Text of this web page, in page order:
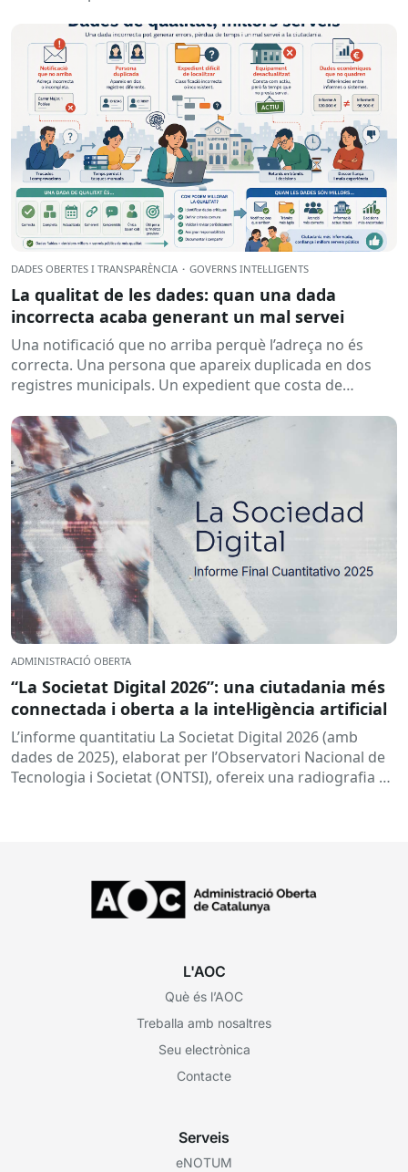
DADES OBERTES I TRANSPARÈNCIA · GOVERNS INTEL·LIGENTS
La qualitat de les dades: quan una dada
incorrecta acaba generant un mal servei
Una notificació que no arriba perquè l’adreça no és
correcta. Una persona que apareix duplicada en dos
registres municipals. Un expedient que costa de
ADMINISTRACIÓ OBERTA
“La Societat Digital 2026”: una ciutadania més
connectada i oberta a la intel·ligència artificial
L’informe quantitatiu La Societat Digital 2026 (amb
dades de 2025), elaborat per l’Observatori Nacional de
Tecnologia i Societat (ONTSI), ofereix una radiografia de
L'AOC
Què és l’AOC
Treballa amb nosaltres
Seu electrònica
Contacte
Serveis
eNOTUM